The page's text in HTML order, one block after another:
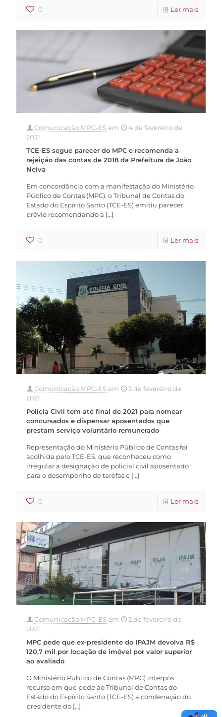
0 Ler mais
Comunicação MPC-ESem
4 de fevereiro de
2021
TCE-ES segue parecer do MPC e recomenda a
rejeição das contas de 2018 da Prefeitura de João
Neiva
Em concordância com a manifestação do Ministério
Público de Contas (MPC), o Tribunal de Contas do
Estado do Espírito Santo (TCE-ES) emitiu parecer
prévio recomendando a […]
0 Ler mais
Comunicação MPC-ESem
3 de fevereiro de
2021
Polícia Civil tem até final de 2021 para nomear
concursados e dispensar aposentados que
prestam serviço voluntário remunerado
Representação do Ministério Público de Contas foi
acolhida pelo TCE-ES, que reconheceu como
irregular a designação de policial civil aposentado
para o desempenho de tarefas e […]
0 Ler mais
Comunicação MPC-ESem
2 de fevereiro de
2021
MPC pede que ex-presidente do IPAJM devolva R$
120,7 mil por locação de imóvel por valor superior
ao avaliado
O Ministério Público de Contas (MPC) interpôs
recurso em que pede ao Tribunal de Contas do
Estado do Espírito Santo (TCE-ES) a condenação do
presidente do […]